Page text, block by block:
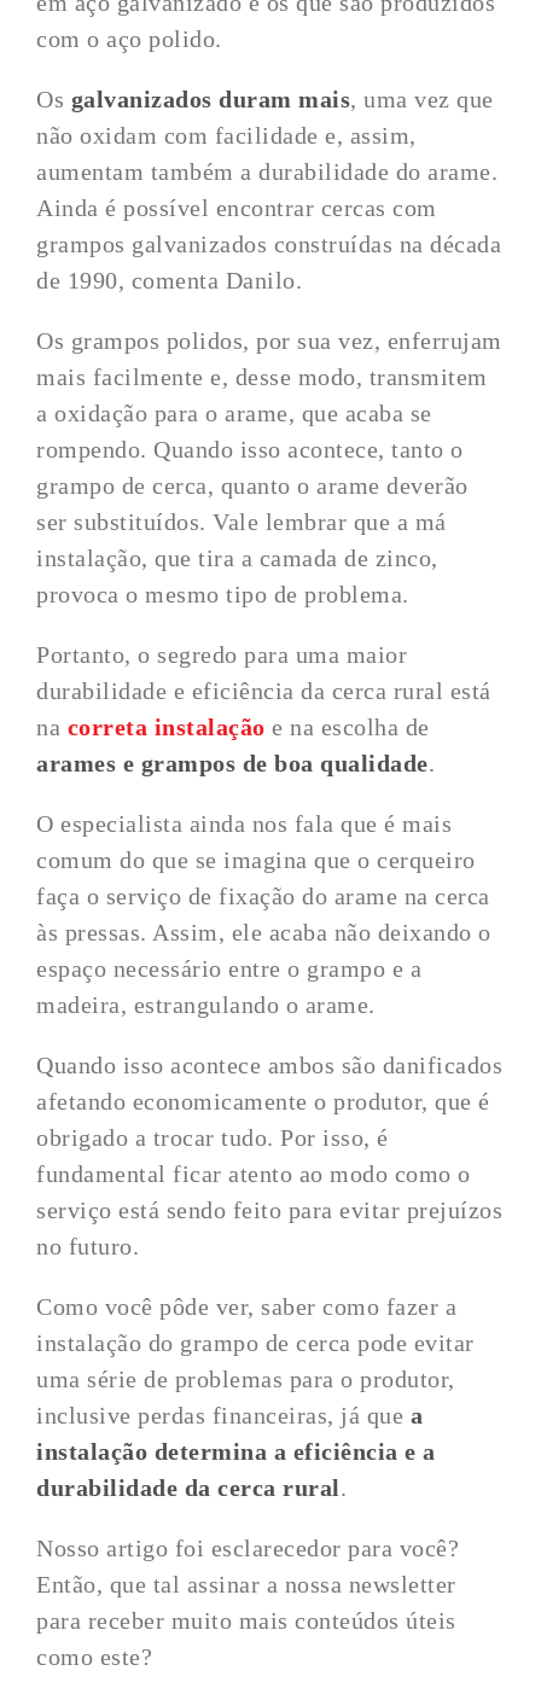
com o aço polido.
Os galvanizados duram mais, uma vez que
não oxidam com facilidade e, assim,
aumentam também a durabilidade do arame.
Ainda é possível encontrar cercas com
grampos galvanizados construídas na década
de 1990, comenta Danilo.
Os grampos polidos, por sua vez, enferrujam
mais facilmente e, desse modo, transmitem
a oxidação para o arame, que acaba se
rompendo. Quando isso acontece, tanto o
grampo de cerca, quanto o arame deverão
ser substituídos. Vale lembrar que a má
instalação, que tira a camada de zinco,
provoca o mesmo tipo de problema.
Portanto, o segredo para uma maior
durabilidade e eficiência da cerca rural está
na correta instalação e na escolha de
arames e grampos de boa qualidade.
O especialista ainda nos fala que é mais
comum do que se imagina que o cerqueiro
faça o serviço de fixação do arame na cerca
às pressas. Assim, ele acaba não deixando o
espaço necessário entre o grampo e a
madeira, estrangulando o arame.
Quando isso acontece ambos são danificados
afetando economicamente o produtor, que é
obrigado a trocar tudo. Por isso, é
fundamental ficar atento ao modo como o
serviço está sendo feito para evitar prejuízos
no futuro.
Como você pôde ver, saber como fazer a
instalação do grampo de cerca pode evitar
uma série de problemas para o produtor,
inclusive perdas financeiras, já que a
instalação determina a eficiência e a
durabilidade da cerca rural.
Nosso artigo foi esclarecedor para você?
Então, que tal assinar a nossa newsletter
para receber muito mais conteúdos úteis
como este?